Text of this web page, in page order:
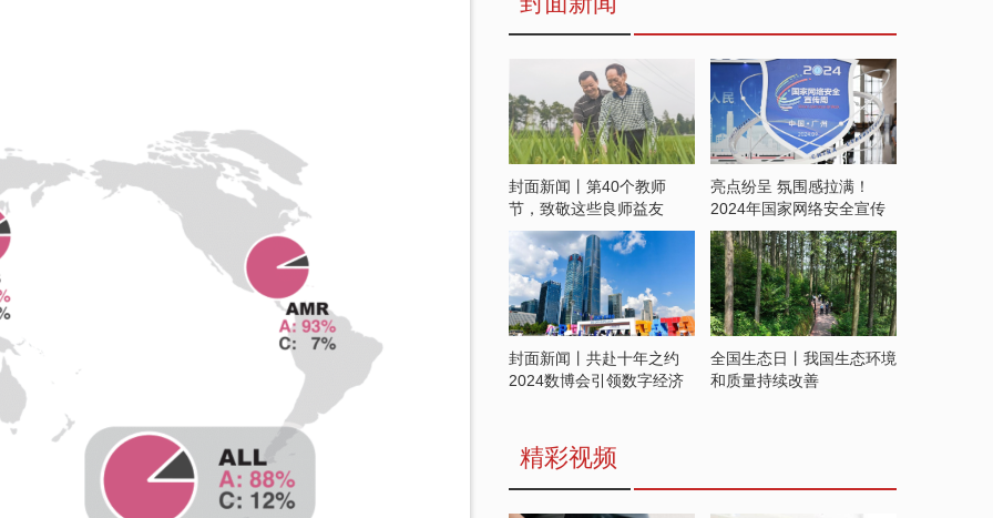
封面新闻丨第40个教师
节，致敬这些良师益友
亮点纷呈 氛围感拉满！
2024年国家网络安全宣传
周开启
封面新闻丨共赴十年之约
2024数博会引领数字经济
全国生态日丨我国生态环境
和质量持续改善
精彩视频